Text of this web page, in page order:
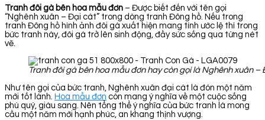
Tranh đôi gà bên hoa mẫu đơn – Được biết đến với tên gọi
“Nghênh xuân – Đại cát” trong dòng tranh Đông hồ. Nếu trong
tranh Đông hồ hình ảnh đôi gà xuất hiện mang tính ước lệ thì trong
bức tranh này, đôi gà trở lên sinh động, đầy sức sống qua từng nét
vẽ.
Tranh đôi gà bên hoa mẫu đơn hay còn gọi là Nghênh xuân –
Như tên gọi của bức tranh, Nghênh xuân đại cát là đón một năm
mới tốt lành. Hoa mẫu đơn còn mang ý nghĩa về một cuộc sống
phú quý, giàu sang. Nên tổng thể ý nghĩa của bức tranh là mong
cầu một năm mới hạnh phúc, an khang thịnh vượng.